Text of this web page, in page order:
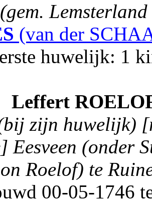
(van der
huwelijk: 1
Leffert
zijn huwelijk)
Eesveen (onder
Roelof) te
00-05-1746